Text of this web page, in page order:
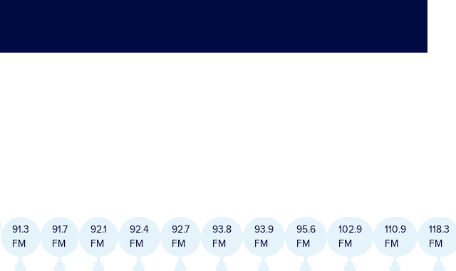
91.3
FM
91.7
FM
92.1
FM
92.4
FM
92.7
FM
93.8
FM
93.9
FM
95.6
FM
102.9
FM
110.9
FM
118.3
FM